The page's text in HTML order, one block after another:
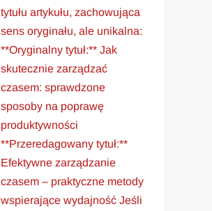
tytułu artykułu, zachowująca
sens oryginału, ale unikalna:
**Oryginalny tytuł:** Jak
skutecznie zarządzać
czasem: sprawdzone
sposoby na poprawę
produktywności
**Przeredagowany tytuł:**
Efektywne zarządzanie
czasem – praktyczne metody
wspierające wydajność Jeśli